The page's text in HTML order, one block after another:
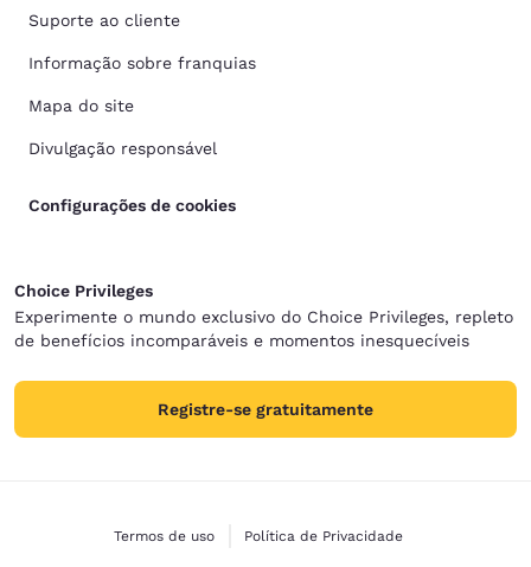
Suporte ao cliente
Informação sobre franquias
Mapa do site
Divulgação responsável
Configurações de cookies
Choice Privileges
Experimente o mundo exclusivo do Choice Privileges, repleto
de benefícios incomparáveis e momentos inesquecíveis
Registre-se gratuitamente
Termos de uso Política de Privacidade